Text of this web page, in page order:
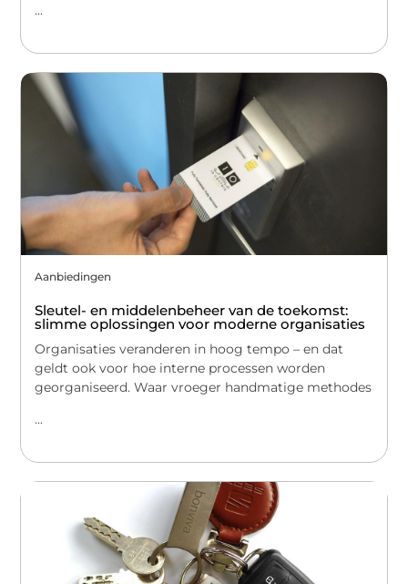
...
Aanbiedingen
Sleutel- en middelenbeheer van de toekomst:
slimme oplossingen voor moderne organisaties
Organisaties veranderen in hoog tempo – en dat
geldt ook voor hoe interne processen worden
georganiseerd. Waar vroeger handmatige methodes
...